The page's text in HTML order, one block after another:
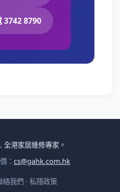
3742 8790
港家居維修專家。
： cs@gahk.com.hk
絡我們 · 私隱政策